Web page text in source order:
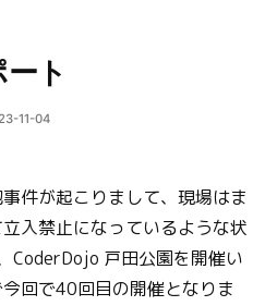
ト
11-04
件が起こりまして、現場はま
入禁止になっているような状
CoderDojo 戸田公園を開催い
回で40回目の開催となりま